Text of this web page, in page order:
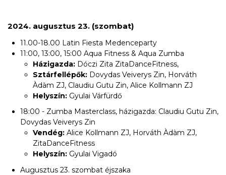
2024. augusztus 23. (szombat)
11.00-18.00 Latin Fiesta Medenceparty
11:00, 13:00, 15:00 Aqua Fitness & Aqua Zumba
Házigazda: Dóczi Zita ZitaDanceFitness,
Sztárfellépők: Dovydas Veiverys Zin, Horváth
Àdàm ZJ, Claudiu Gutu Zin, Alice Kollmann ZJ
Helyszín: Gyulai Várfürdő
18:00 - Zumba Masterclass, házigazda: Claudiu Gutu Zin,
Dovydas Veiverys Zin
Vendég: Alice Kollmann ZJ, Horváth Àdàm ZJ,
ZitaDanceFitness
Helyszín: Gyulai Vigadó
Augusztus 23. szombat éjszaka